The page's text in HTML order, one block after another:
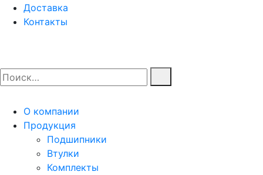
Доставка
Контакты
О компании
Продукция
Подшипники
Втулки
Комплекты